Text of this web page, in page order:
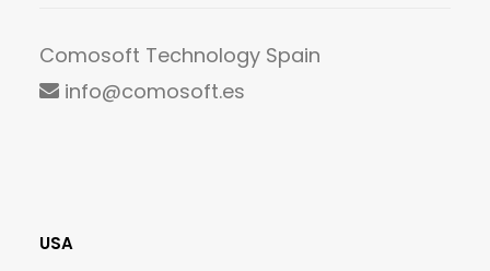
Comosoft Technology Spain
info@comosoft.es
USA